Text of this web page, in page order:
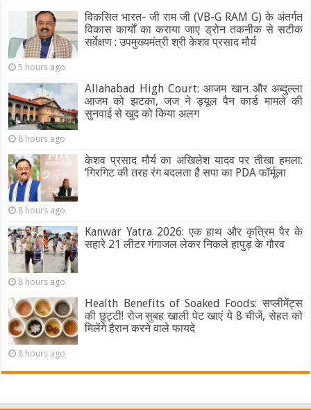
विकसित भारत- जी राम जी (VB-G RAM G) के अंतर्गत
विकास कार्यों का कराया जाए ड्रोन तकनीक से सटीक
सर्वेक्षण : उपमुख्यमंत्री श्री केशव प्रसाद मौर्य
5 hours ago
Allahabad High Court: आजम खान और अब्दुल्ला
आजम को झटका, जज ने ड्यूल पैन कार्ड मामले की
सुनवाई से खुद को किया अलग
8 hours ago
केशव प्रसाद मौर्य का अखिलेश यादव पर तीखा हमला:
‘गिरगिट की तरह रंग बदलता है सपा का PDA फॉर्मूला
8 hours ago
Kanwar Yatra 2026: एक हाथ और कृत्रिम पैर के
सहारे 21 लीटर गंगाजल लेकर निकले हापुड़ के गौरव
8 hours ago
Health Benefits of Soaked Foods: सप्लीमेंट्स
की छुट्टी! रोज सुबह खाली पेट खाएं ये 8 चीजें, सेहत को
मिलेंगे हैरान करने वाले फायदे
8 hours ago